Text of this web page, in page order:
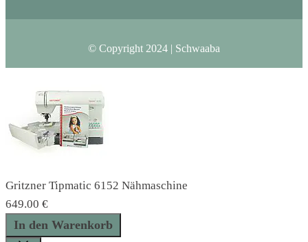
© Copyright 2024 | Schwaaba
Gritzner Tipmatic 6152 Nähmaschine
649.00 €
Gritzner
In den Warenkorb